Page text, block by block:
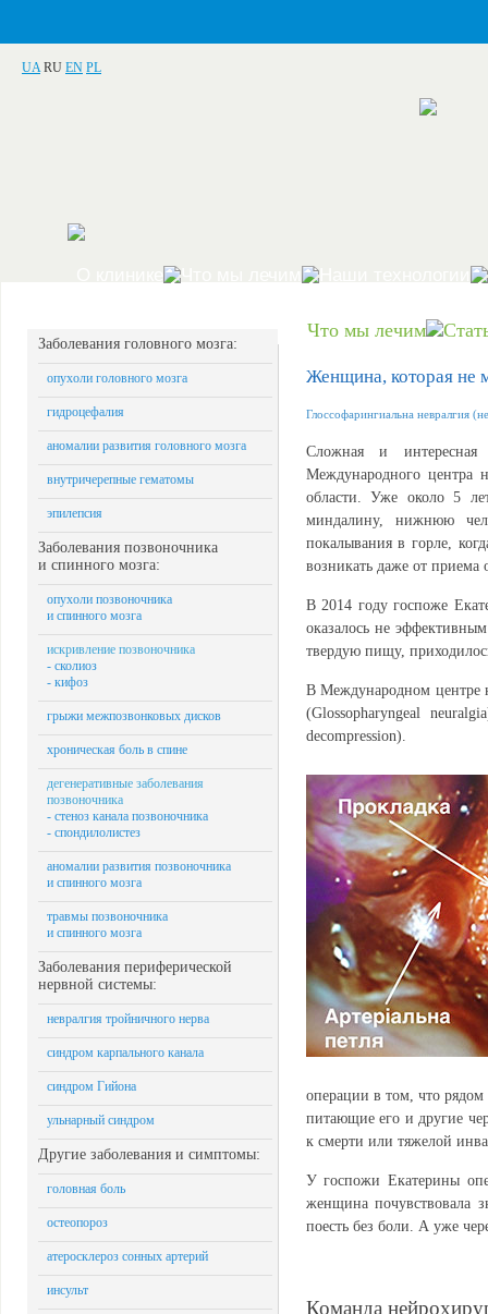
UA RU EN PL
Что мы лечим
Женщина, которая не
Глоссофарингиальна невралгия
Сложная и
Международного центра
области. Уже около 5
миндалину, нижнюю
покалывания в горле,
возникать даже от
В 2014 году госпоже
оказалось не
твердую пищу,
В Международном центре
(Glossopharyngeal
decompression).
операции в том, что
питающие его и другие
к смерти или тяжелой
У госпожи Екатерины
женщина почувствовала
поесть без боли. А уже
Команда
Заболевания головного мозга:
опухоли головного мозга
гидроцефалия
аномалии развития головного мозга
внутричерепные гематомы
эпилепсия
Заболевания позвоночника
и спинного мозга:
опухоли позвоночника
и спинного мозга
искривление позвоночника
- сколиоз
- кифоз
грыжи межпозвонковых дисков
хроническая боль в спине
дегенеративные заболевания
позвоночника
- стеноз канала позвоночника
- спондилолистез
аномалии развития позвоночника
и спинного мозга
травмы позвоночника
и спинного мозга
Заболевания периферической
нервной системы:
невралгия тройничного нерва
синдром карпального канала
синдром Гийона
ульнарный синдром
Другие заболевания и симптомы:
головная боль
остеопороз
атеросклероз сонных артерий
инсульт